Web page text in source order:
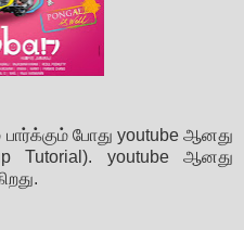
பார்க்கும் போது youtube ஆனது
Tutorial). youtube ஆனது